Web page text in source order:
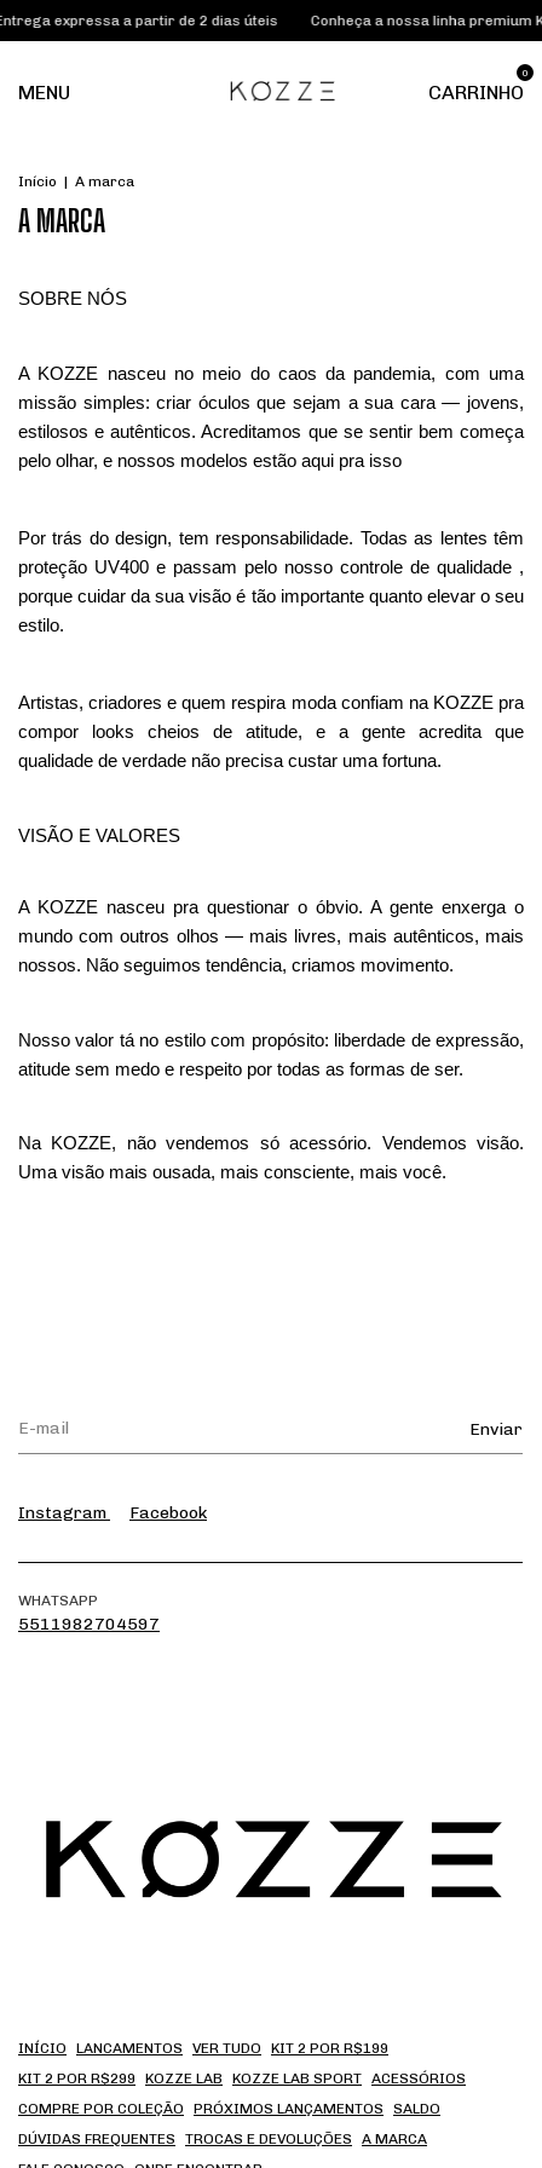
expressa a partir de 2 dias úteis Conheça a nossa linha premium
MENU CARRINHO
0
Início | A marca
A MARCA
SOBRE NÓS
A KOZZE nasceu no meio do caos da pandemia, com uma
missão simples: criar óculos que sejam a sua cara — jovens,
estilosos e autênticos. Acreditamos que se sentir bem começa
pelo olhar, e nossos modelos estão aqui pra isso
Por trás do design, tem responsabilidade. Todas as lentes têm
proteção UV400 e passam pelo nosso controle de qualidade ,
porque cuidar da sua visão é tão importante quanto elevar o seu
estilo.
Artistas, criadores e quem respira moda confiam na KOZZE pra
compor looks cheios de atitude, e a gente acredita que
qualidade de verdade não precisa custar uma fortuna.
VISÃO E VALORES
A KOZZE nasceu pra questionar o óbvio. A gente enxerga o
mundo com outros olhos — mais livres, mais autênticos, mais
nossos. Não seguimos tendência, criamos movimento.
Nosso valor tá no estilo com propósito: liberdade de expressão,
atitude sem medo e respeito por todas as formas de ser.
Na KOZZE, não vendemos só acessório. Vendemos visão.
Uma visão mais ousada, mais consciente, mais você.
Instagram Facebook
WHATSAPP
5511982704597
INÍCIO LANCAMENTOS VER TUDO
KIT 2 POR R$199
KIT 2 POR R$299
KOZZE LAB KOZZE LAB SPORT ACESSÓRIOS
COMPRE POR COLEÇÃO
PRÓXIMOS LANÇAMENTOS
SALDO
DÚVIDAS FREQUENTES
TROCAS E DEVOLUÇÕES
A MARCA